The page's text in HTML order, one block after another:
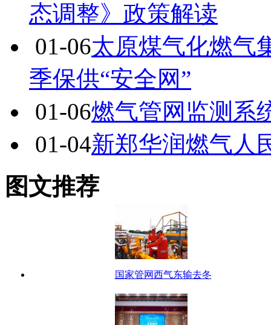
态调整》政策解读
01-06太原煤气化燃气
季保供“安全网”
01-06燃气管网监测系
01-04新郑华润燃气人
图文推荐
国家管网西气东输去冬